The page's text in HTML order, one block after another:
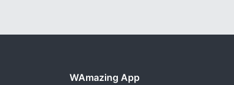
WAmazing App